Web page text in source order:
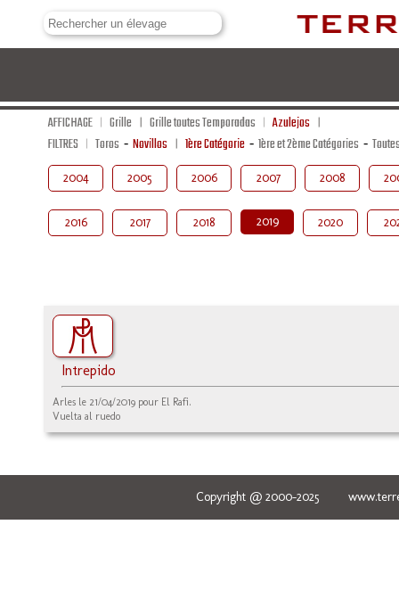
AFFICHAGE Grille Grille toutes Temporadas
Azulejos
FILTRES
Toros - Novillos 1ère Catégorie - 1ère et 2ème Catégories -
2004 2005 2006 2007 2008
2016 2017 2018 2019 2020
Intrepido
Arles le 21/04/2019 pour El Rafi.
Vuelta al ruedo
Copyright @ 2000-2025